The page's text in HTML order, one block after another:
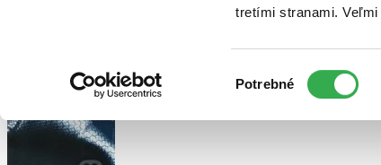
tretími stranami.
súhlasu
Potrebné